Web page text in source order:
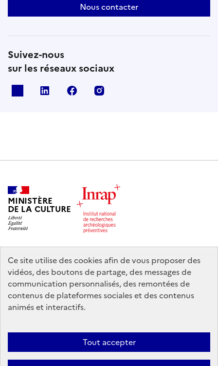
Ce site utilise des cookies afin de vous proposer des
vidéos, des boutons de partage, des messages de
communication personnalisés, des remontées de
contenus de plateformes sociales et des contenus
animés et interactifs.
Tout accepter
Nous contacter
Suivez-nous
sur les réseaux sociaux
Linkedin Facebook
MINISTÈRE
DE LA CULTURE
legifrance.gouv.fr
info.gouv.fr
service-public.gouv.fr
data.gouv.fr
Nous contacter Mentions légales
Accessibilité : partiellement
Politique d’utilisation des témoins de connexion (cookies)